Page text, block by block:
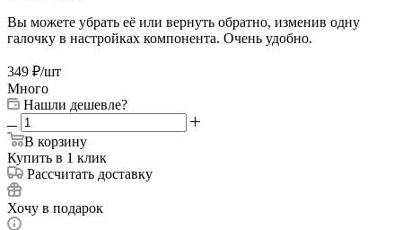
Вы можете убрать её или вернуть обратно, изменив одну
галочку в настройках компонента. Очень удобно.
349 ₽/шт
Много
Нашли дешевле?
В корзину
Купить в 1 клик
Рассчитать доставку
Хочу в подарок